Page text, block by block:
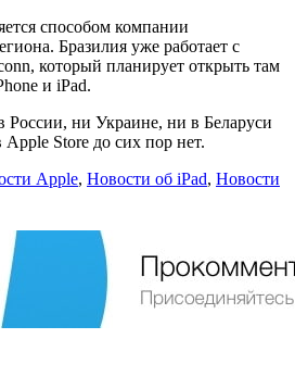
способом компании
Бразилия уже работает с
который планирует открыть там
и iPad.
России, ни Украине, ни в Беларуси
Store до сих пор нет.
Apple, Новости об iPad, Новости